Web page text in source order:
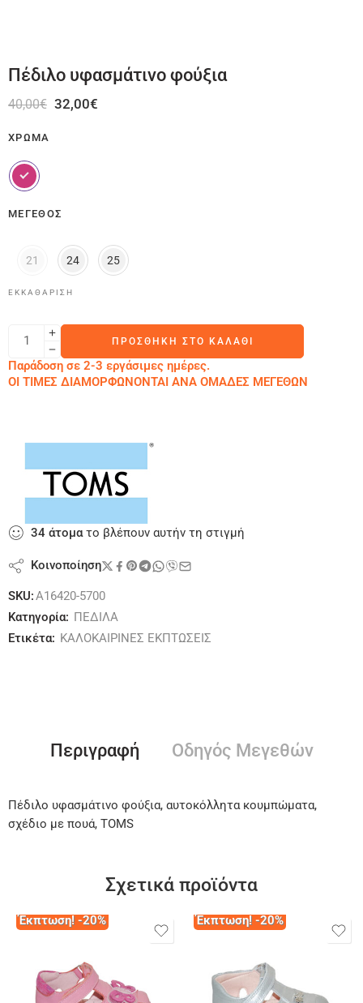
Πέδιλο υφασμάτινο φούξια
40,00€ 32,00€
ΧΡΏΜΑ
ΜΈΓΕΘΟΣ
21 24 25
ΕΚΚΑΘΆΡΙΣΗ
ΠΡΟΣΘΉΚΗ ΣΤΟ ΚΑΛΆΘΙ
Παράδοση σε 2-3 εργάσιμες ημέρες.
ΟΙ ΤΙΜΕΣ ΔΙΑΜΟΡΦΩΝΟΝΤΑΙ ΑΝΑ ΟΜΑΔΕΣ ΜΕΓΕΘΩΝ
34 άτοματο βλέπουν αυτήν τη στιγμή
Κοινοποίηση
SKU:A16420-5700
Κατηγορία: ΠΕΔΙΛΑ
Ετικέτα: ΚΑΛΟΚΑΙΡΙΝΕΣ ΕΚΠΤΩΣΕΙΣ
Περιγραφή Οδηγός Μεγεθών
Πέδιλο υφασμάτινο φούξια, αυτοκόλλητα κουμπώματα,
σχέδιο με πουά, TOMS
Σχετικά προϊόντα
Έκπτωση! -20% Έκπτωση! -20%